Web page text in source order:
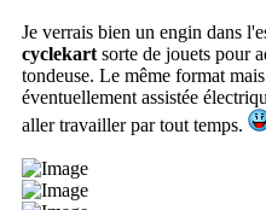
Je verrais bien un engin dans
cyclekart sorte de jouets pour
tondeuse. Le même format
éventuellement assistée
aller travailler par tout temps.